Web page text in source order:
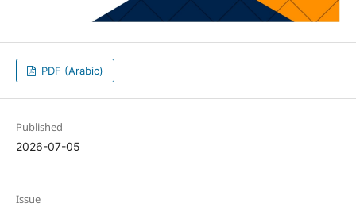
PDF (Arabic)
Published
2026-07-05
Issue